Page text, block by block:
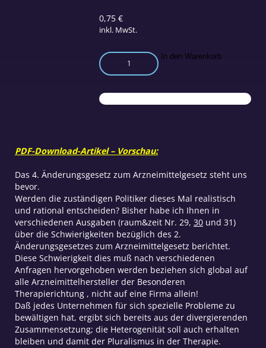
0,75€
inkl. MwSt.
Naturheilmittel:
noch
vieles
ungeklärt!
In den Warenkorb
PDF-Download-Artikel – Vorschau:
Das 4. Änderungsgesetz zum Arzneimittelgesetz steht uns
bevor.
Werden die zuständigen Politiker dieses Mal realistisch
und rational entscheiden? Bisher habe ich Ihnen in
verschiedenen Ausgaben (raum&zeit Nr. 29, 30und 31)
über die Schwierigkeiten bezüglich des 2.
Änderungsgesetzes zum Arzneimittelgesetz berichtet.
Diese Schwierigkeit dies muß nach verschiedenen
Anfragen hervorgehoben werden beziehen sich global auf
alle Arzneimittelhersteller der Besonderen
Therapierichtung , nicht auf eine Firma allein!
Daß jedes Unternehmen für sich spezielle Probleme zu
bewältigen hat, ergibt sich bereits aus der divergierenden
Zusammensetzung; die Heterogenität soll auch erhalten
bleiben und damit der Pluralismus in der Therapie.